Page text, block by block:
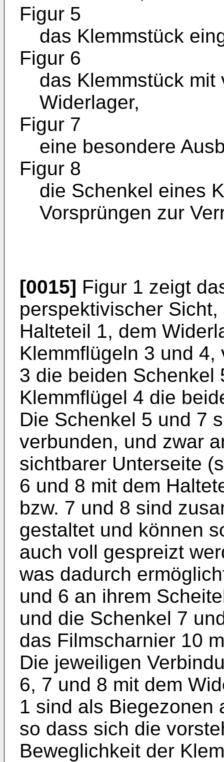
Figur 5
das Klemmstück
Figur 6
das Klemmstück
Widerlager,
Figur 7
eine besondere
Figur 8
die Schenkel eines
Vorsprüngen zur
[0015] Figur 1 zeigt
perspektivischer
Halteteil 1, dem
Klemmflügeln 3 und
3 die beiden Schenkel
Klemmflügel 4 die
Die Schenkel 5 und 7
verbunden, und zwar
sichtbarer Unterseite
6 und 8 mit dem
bzw. 7 und 8 sind
gestaltet und können
auch voll gespreizt
was dadurch
und 6 an ihrem
und die Schenkel 7
das Filmscharnier 10
Die jeweiligen
6, 7 und 8 mit dem
1 sind als Biegezonen
so dass sich die
Beweglichkeit der